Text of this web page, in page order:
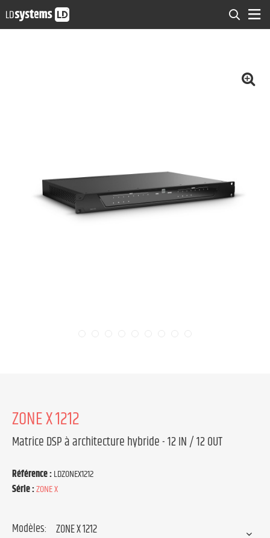
ZONE X 1212
Matrice DSP à architecture hybride - 12 IN / 12 OUT
Référence :LDZONEX1212
Série :ZONE X
Modèles: